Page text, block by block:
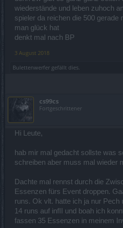
wiederstände und leben zuhoch
spieler da reichen die 500 gerade
man glück hat
denkt mal nach BP
3 August 2018
Bulettenwerfer gefällt dies.
cs99cs
Fortgeschrittener
Hi Leute,
hab mir mal gedacht sollste was
schreiben aber muss mal wieder
Dachte mal rennst durch die
Essenzen fürs Event droppen.
runs. Ok vlt. hatte ich ja nur Pech
14 runs auf infII und boah ich
fassen 35 Essenzen in meinem